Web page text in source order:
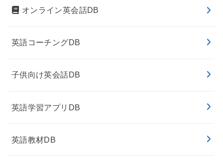
オンライン英会話DB
英語コーチングDB
子供向け英会話DB
英語学習アプリDB
英語教材DB